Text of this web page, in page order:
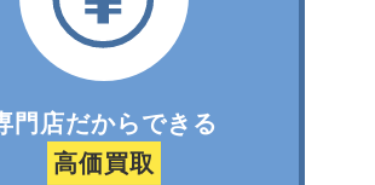
門店だからできる
高価買取